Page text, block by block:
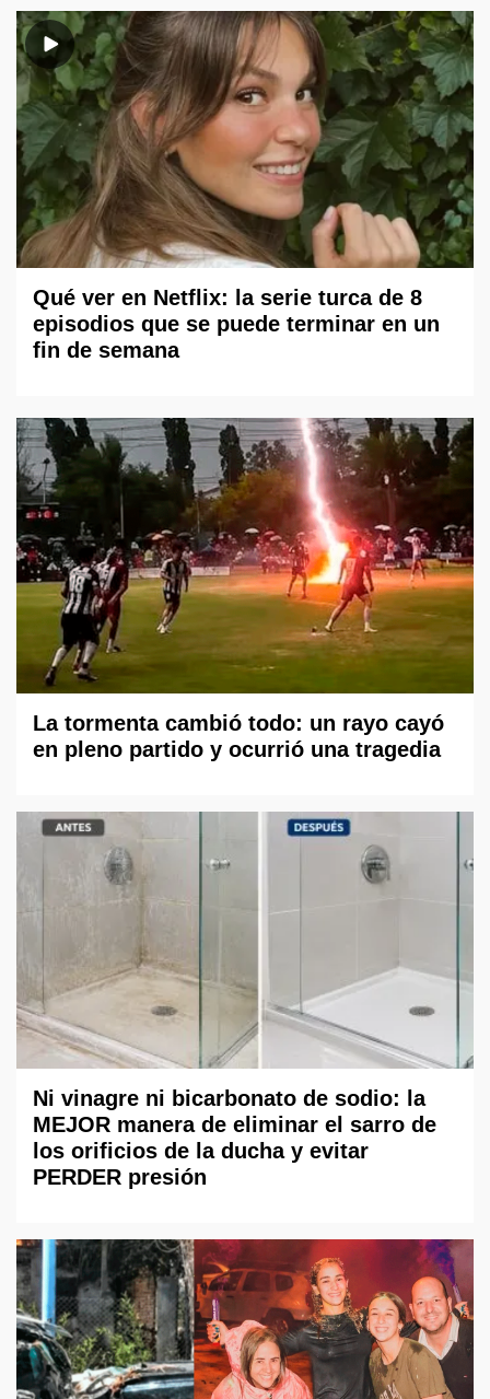
Qué ver en Netflix: la serie turca de 8
episodios que se puede terminar en un
fin de semana
La tormenta cambió todo: un rayo cayó
en pleno partido y ocurrió una tragedia
Ni vinagre ni bicarbonato de sodio: la
MEJOR manera de eliminar el sarro de
los orificios de la ducha y evitar
PERDER presión